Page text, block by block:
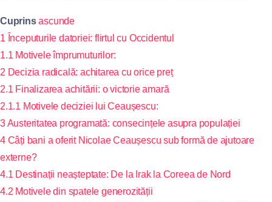
Cuprins ascunde
1 Începuturile datoriei: flirtul cu Occidentul
1.1 Motivele împrumuturilor:
2 Decizia radicală: achitarea cu orice preț
2.1 Finalizarea achitării: o victorie amară
2.1.1 Motivele deciziei lui Ceaușescu:
3Austeritatea programată: consecințele asupra populației
4 Câți bani a oferit Nicolae Ceaușescu sub formă de ajutoare
externe?
4.1 Destinații neașteptate: De la Irak la Coreea de Nord
4.2 Motivele din spatele generozității